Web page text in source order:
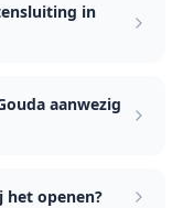
in
aanwezig
openen?